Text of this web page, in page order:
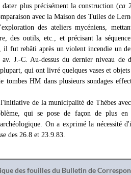
plus précisément la construction (ca
avec la Maison des Tuiles de
des ateliers mycéniens,
des outils, etc., et précisant la
il fut rebâti après un violent incendie un
av. J.-C. Au-dessus du dernier niveau de
qui ont livré quelques vases et
tombes HM dans plusieurs sondages
de la municipalité de Thèbes
qui se pose de façon de plus
On a exprimé la nécessité
des 26.8 et 23.9.83.
des fouilles du Bulletin de